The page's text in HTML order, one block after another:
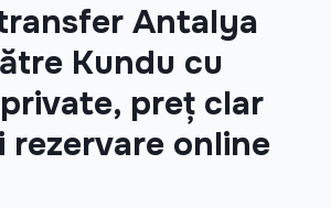
Antalya
Kundu cu
preț clar
rezervare online